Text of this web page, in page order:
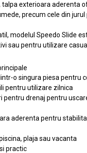
talpa exterioara aderenta
precum cele din jurul
modelul Speedo Slide
sau pentru utilizare
o singura piesa pentru
pentru utilizare zilnica
pentru drenaj pentru
aderenta pentru
plaja sau vacanta
practic